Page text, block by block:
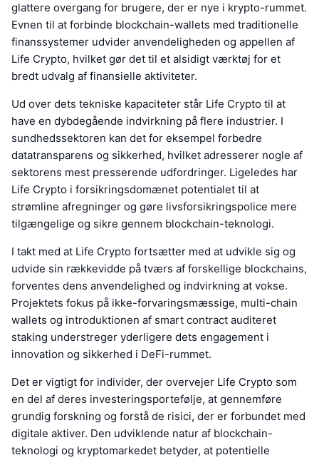
glattere overgang for brugere, der er nye i krypto-rummet.
Evnen til at forbinde blockchain-wallets med traditionelle
finanssystemer udvider anvendeligheden og appellen af
Life Crypto, hvilket gør det til et alsidigt værktøj for et
bredt udvalg af finansielle aktiviteter.
Ud over dets tekniske kapaciteter står Life Crypto til at
have en dybdegående indvirkning på flere industrier. I
sundhedssektoren kan det for eksempel forbedre
datatransparens og sikkerhed, hvilket adresserer nogle af
sektorens mest presserende udfordringer. Ligeledes har
Life Crypto i forsikringsdomænet potentialet til at
strømline afregninger og gøre livsforsikringspolice mere
tilgængelige og sikre gennem blockchain-teknologi.
I takt med at Life Crypto fortsætter med at udvikle sig og
udvide sin rækkevidde på tværs af forskellige blockchains,
forventes dens anvendelighed og indvirkning at vokse.
Projektets fokus på ikke-forvaringsmæssige, multi-chain
wallets og introduktionen af smart contract auditeret
staking understreger yderligere dets engagement i
innovation og sikkerhed i DeFi-rummet.
Det er vigtigt for individer, der overvejer Life Crypto som
en del af deres investeringsportefølje, at gennemføre
grundig forskning og forstå de risici, der er forbundet med
digitale aktiver. Den udviklende natur af blockchain-
teknologi og kryptomarkedet betyder, at potentielle